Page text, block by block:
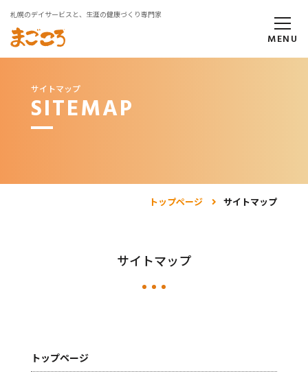
札幌のデイサービスと、生涯の健康づくり専門家
MENU
サイトマップ
SITEMAP
トップページ サイトマップ
サイトマップ
トップページ